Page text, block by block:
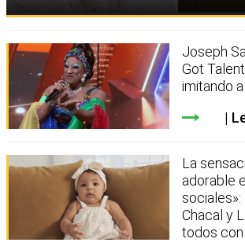
Joseph
Got
imitando
La
adorable
sociales»:
Chacal y
todos